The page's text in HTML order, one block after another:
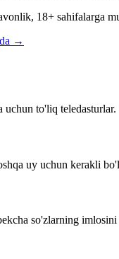
18+ sahifalarga
→
to'liq teledasturlar.
uy uchun kerakli
so'zlarning